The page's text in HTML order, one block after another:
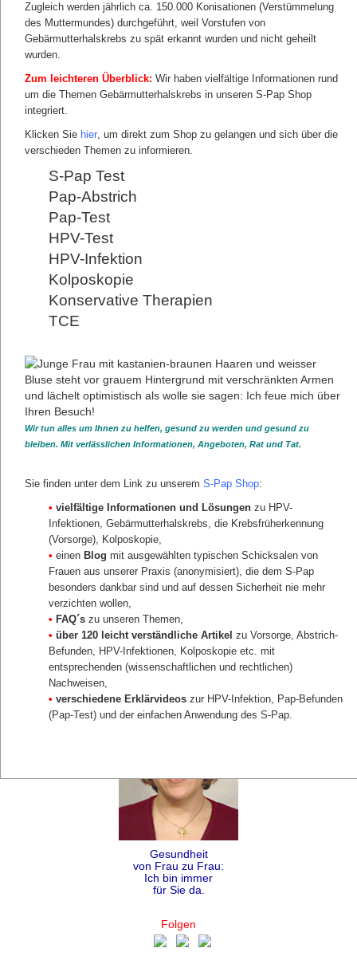
Gynäkologische Vorsorge
Vorsorge Brustkrebs
Vorsorge Gebärmutterhalskrebs
Gesundheit
von Frau zu Frau:
Ich bin immer
für Sie da.
Folgen
Zugleich werden jährlich ca. 150.000 Konisationen (Verstümmelung
des Muttermundes) durchgeführt, weil Vorstufen von
Gebärmutterhalskrebs zu spät erkannt wurden und nicht geheilt
wurden.
Zum leichteren Überblick: Wir haben vielfältige Informationen rund
um die Themen Gebärmutterhalskrebs in unseren S-Pap Shop
integriert.
Klicken Sie hier, um direkt zum Shop zu gelangen und sich über die
verschieden Themen zu informieren.
S-Pap Test
Pap-Abstrich
Pap-Test
HPV-Test
HPV-Infektion
Kolposkopie
Konservative Therapien
TCE
Wir tun alles um Ihnen zu helfen, gesund zu werden und gesund zu
bleiben. Mit verlässlichen Informationen, Angeboten, Rat und Tat.
Sie finden unter dem Link zu unserem S-Pap Shop:
• vielfältige Informationen und Lösungen zu HPV-
Infektionen, Gebärmutterhalskrebs, die Krebsfrüherkennung
(Vorsorge), Kolposkopie,
• einen Blog mit ausgewählten typischen Schicksalen von
Frauen aus unserer Praxis (anonymisiert), die dem S-Pap
besonders dankbar sind und auf dessen Sicherheit nie mehr
verzichten wollen,
• FAQ´s zu unseren Themen,
• über 120 leicht verständliche Artikel zu Vorsorge, Abstrich-
Befunden, HPV-Infektionen, Kolposkopie etc. mit
entsprechenden (wissenschaftlichen und rechtlichen)
Nachweisen,
• verschiedene Erklärvideos zur HPV-Infektion, Pap-Befunden
(Pap-Test) und der einfachen Anwendung des S-Pap.